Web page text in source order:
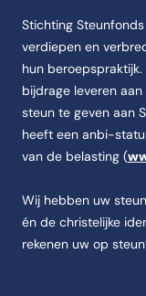
Stichting
verdiepen en
hun
bijdrage leveren
steun te geven aan
heeft een anbi-
van de belasting (
Wij hebben uw
én de christelijke
rekenen uw op